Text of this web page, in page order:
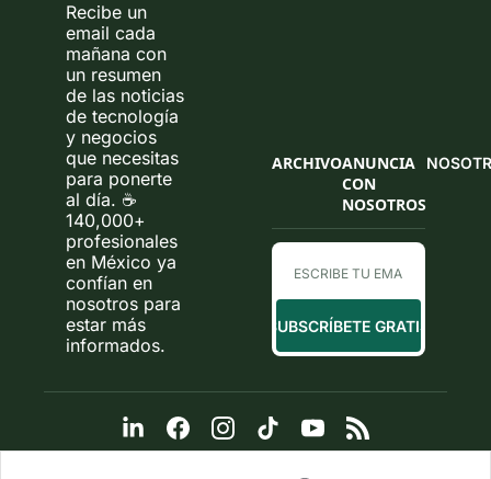
Recibe un
email cada
mañana con
un resumen
de las noticias
de tecnología
y negocios
que necesitas
para ponerte
al día. ☕
140,000+
profesionales
en México ya
confían en
nosotros para
estar más
informados.
ARCHIVOANUNCIA
CON
NOSOTROS
SUBSCRÍBETE GRATIS